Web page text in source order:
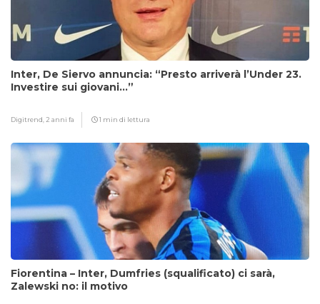
Inter, De Siervo annuncia: “Presto arriverà l’Under 23.
Investire sui giovani…”
Digitrend, 2 anni fa 1 min di lettura
Fiorentina – Inter, Dumfries (squalificato) ci sarà,
Zalewski no: il motivo